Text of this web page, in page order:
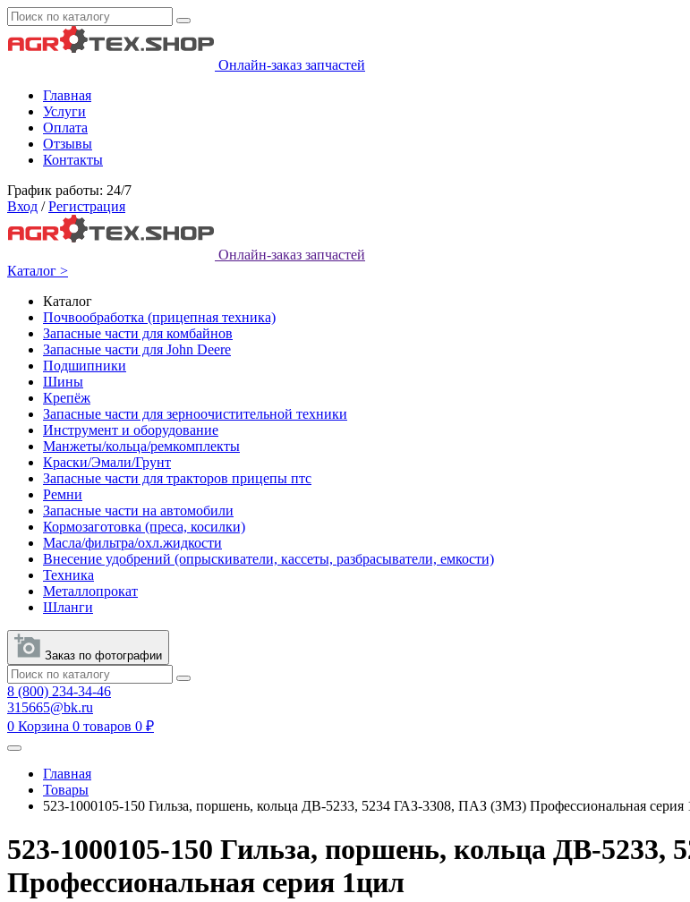
Онлайн-заказ запчастей
Главная
Услуги
Оплата
Отзывы
Контакты
График работы: 24/7
Вход / Регистрация
Онлайн-заказ запчастей
Каталог >
Каталог
Почвообработка (прицепная техника)
Запасные части для комбайнов
Запасные части для John Deere
Подшипники
Шины
Крепёж
Запасные части для зерноочистительной техники
Инструмент и оборудование
Манжеты/кольца/ремкомплекты
Краски/Эмали/Грунт
Запасные части для тракторов прицепы птс
Ремни
Запасные части на автомобили
Кормозаготовка (преса, косилки)
Масла/фильтра/охл.жидкости
Внесение удобрений (опрыскиватели, кассеты, разбрасыватели, емкости)
Техника
Металлопрокат
Шланги
Заказ по фотографии
8 (800) 234-34-46
315665@bk.ru
0 Корзина 0 товаров 0 ₽
Главная
Товары
523-1000105-150 Гильза, поршень, кольца ДВ-5233, 5234 ГАЗ-3308, ПАЗ (ЗМЗ) Профессиональная серия
523-1000105-150 Гильза, поршень, кольца ДВ-
Профессиональная серия 1цил